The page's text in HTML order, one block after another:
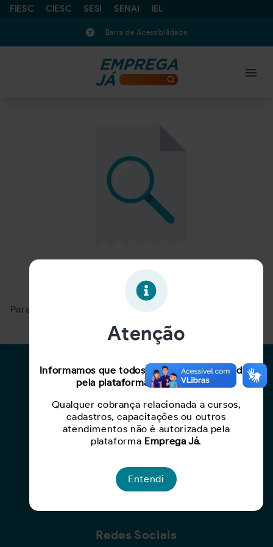
FIESC CIESC SESI SENAI IEL
Barra de Acessibilidade
Oportunidade expirada!
Para ver mais, acesse a páginaBuscar Oportunidades.
Para Candidatos
Cadastro de Currículo
Capacite-se
Criar Oportunidade
Redes Sociais
Atenção
Informamos que todos os serviços oferecidos
pela plataforma são gratuitos.
Qualquer cobrança relacionada a cursos,
cadastros, capacitações ou outros
atendimentos não é autorizada pela
plataforma Emprega Já.
Entendi